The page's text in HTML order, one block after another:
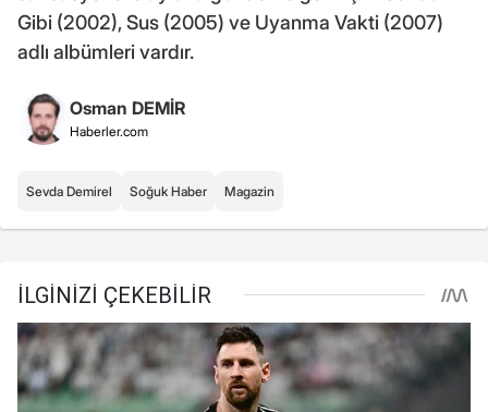
Gibi (2002), Sus (2005) ve Uyanma Vakti (2007)
adlı albümleri vardır.
Osman DEMİR
Haberler.com
Sevda Demirel Soğuk Haber Magazin